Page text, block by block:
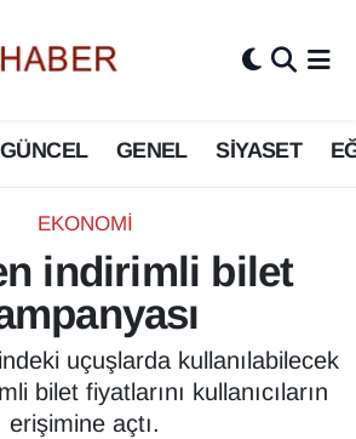
GÜNCEL GENEL SİYASET
EKONOMİ
indirimli bilet
uçuşlarda kullanılabilecek
bilet fiyatlarını kullanıcıların
erişimine açtı.
Haritası
Durumu ve Fikstür